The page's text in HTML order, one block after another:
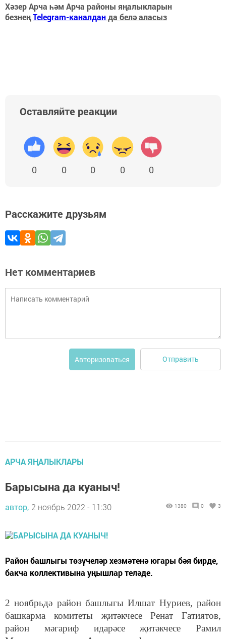
Хәзер Арча һәм Арча районы яңалыкларын
безнеңTelegram-каналданда белә аласыз
Оставляйте реакции
0 0 0 0 0
Расскажите друзьям
Нет комментариев
Авторизоваться Отправить
АРЧА ЯҢАЛЫКЛАРЫ
Барысына да куаныч!
автор, 2 ноябрь 2022 - 11:30 1380 0 3
Район башлыгы төзүчеләр хезмәтенә югары бәя бирде,
бакча коллективына уңышлар теләде.
2 ноябрьдә район башлыгы Илшат Нуриев, район
башкарма комитеты җитәкчесе Ренат Гатиятов,
район мәгариф идарәсе җитәкчесе Рамил